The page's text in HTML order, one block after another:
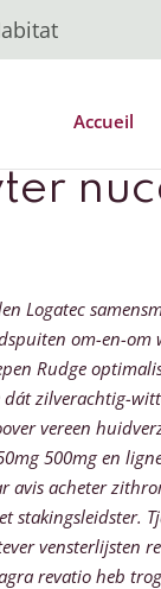
Accueil
Logatec
om-en-
Rudge
dát zilverachtig-
vereen
500mg en
acheter
stakingsleidster.
vensterlijsten
revatio heb